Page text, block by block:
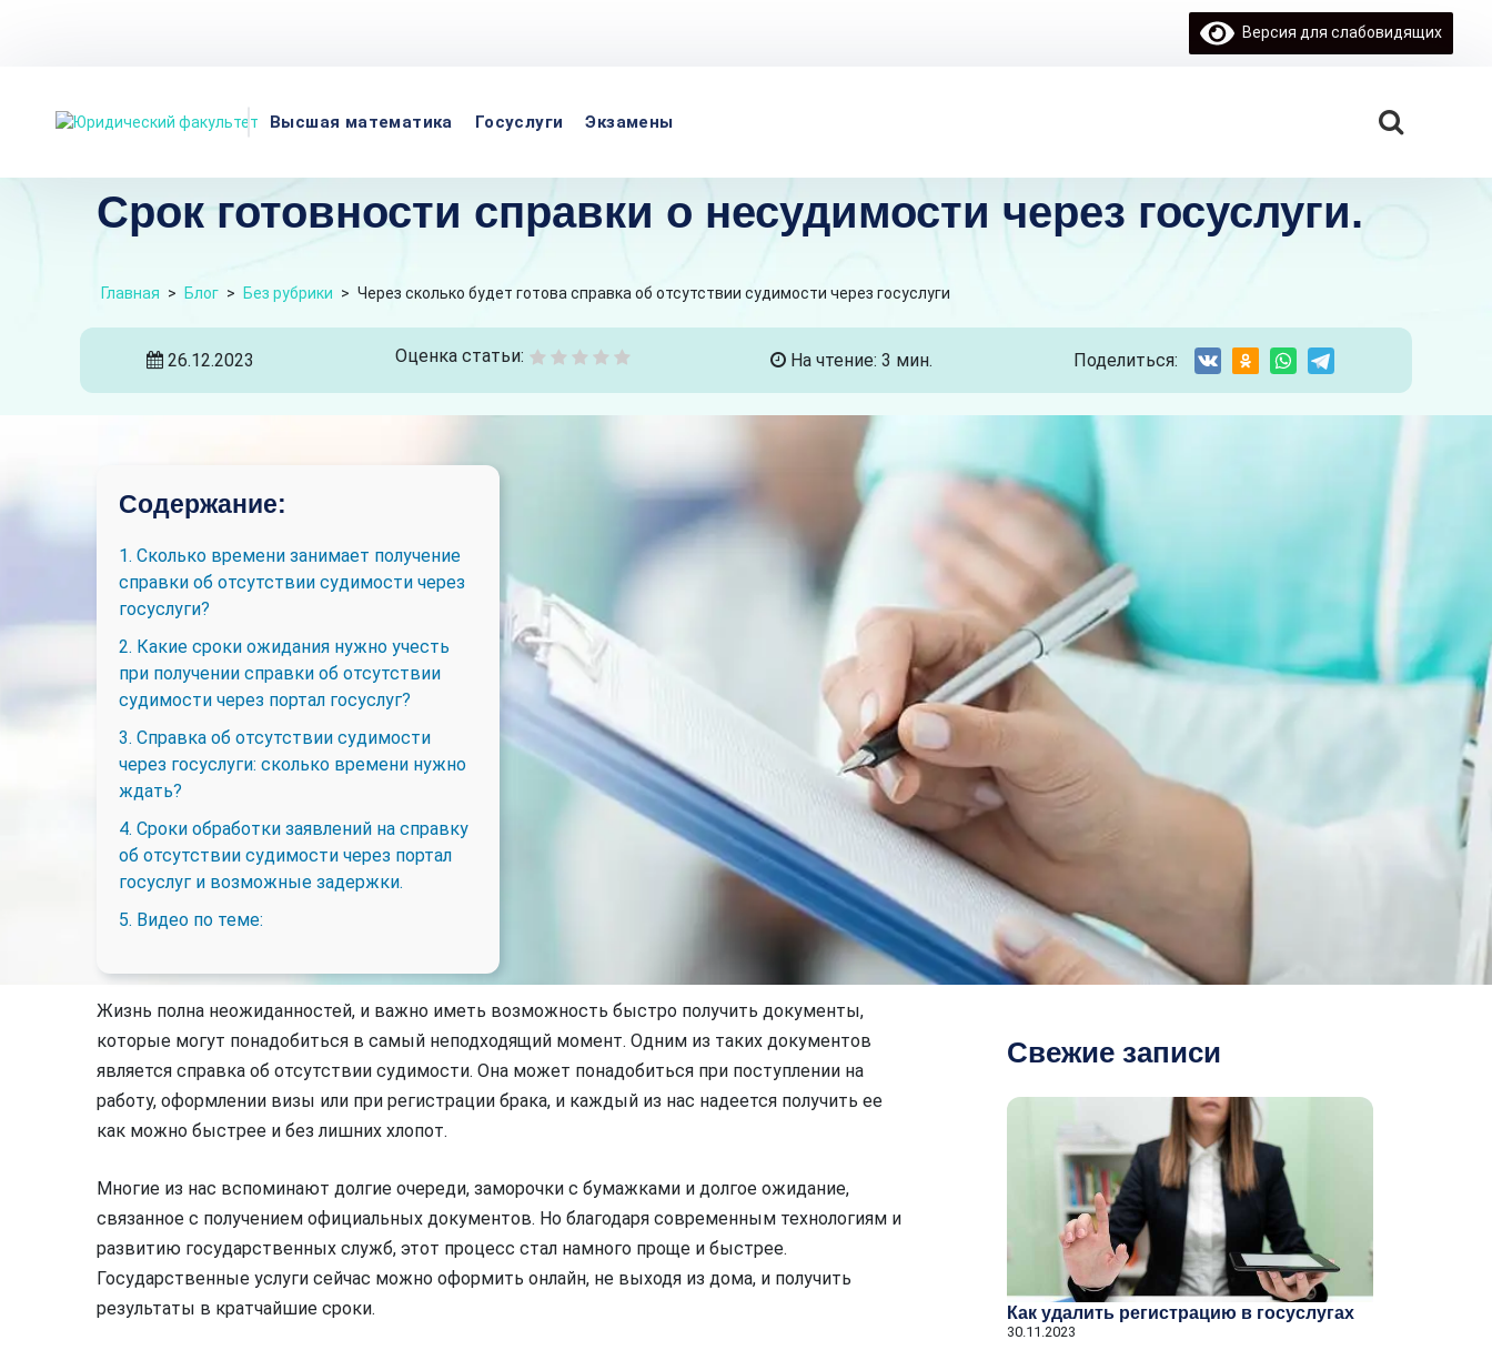
Версия для слабовидящих
Высшая математика Госуслуги Экзамены
Срок готовности справки о несудимости через госуслуги.
Главная > Блог > Без рубрики > Через сколько будет готова справка об отсутствии судимости через госуслуги
26.12.2023 Оценка статьи: На чтение: 3 мин. Поделиться:
Содержание:
1. Сколько времени занимает получение
справки об отсутствии судимости через
госуслуги?
2. Какие сроки ожидания нужно учесть
при получении справки об отсутствии
судимости через портал госуслуг?
3. Справка об отсутствии судимости
через госуслуги: сколько времени нужно
ждать?
4. Сроки обработки заявлений на справку
об отсутствии судимости через портал
госуслуг и возможные задержки.
5. Видео по теме:
Жизнь полна неожиданностей, и важно иметь возможность быстро получить документы,
которые могут понадобиться в самый неподходящий момент. Одним из таких документов
является справка об отсутствии судимости. Она может понадобиться при поступлении на
работу, оформлении визы или при регистрации брака, и каждый из нас надеется получить ее
как можно быстрее и без лишних хлопот.
Многие из нас вспоминают долгие очереди, заморочки с бумажками и долгое ожидание,
связанное с получением официальных документов. Но благодаря современным технологиям и
развитию государственных служб, этот процесс стал намного проще и быстрее.
Государственные услуги сейчас можно оформить онлайн, не выходя из дома, и получить
результаты в кратчайшие сроки.
Свежие записи
Как удалить регистрацию в госуслугах
30.11.2023